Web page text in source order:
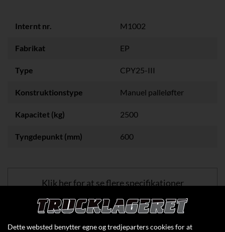
Internt nr. M1002
Fabrikat EP
Type CPY25-III
Konstruktionstype Manuel palleløfter
Kapacitet (kg) 2500
Tyngdepunkt (mm) 600
Klik her for at se flere specifikationer
Dette websted benytter egne og tredjeparters cookies for at